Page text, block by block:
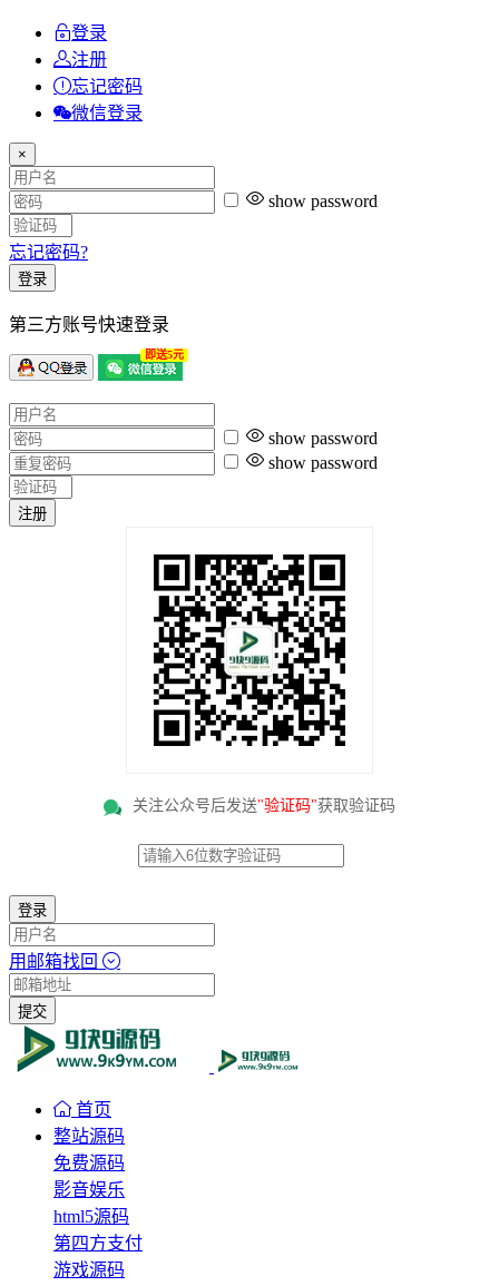
登录
注册
忘记密码
微信登录
×
show password
忘记密码?
登录
第三方账号快速登录
即送5元
show password
show password
注册
关注公众号后发送"验证码"获取验证码
登录
用邮箱找回
提交
首页
整站源码
免费源码
影音娱乐
html5源码
第四方支付
游戏源码